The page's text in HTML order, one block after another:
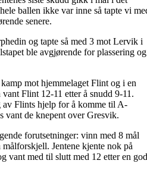
ballen ikke var inne så tapte vi
senere.
og tapte så med 3 mot Lervik i
ble avgjørende for plassering og
mot hjemmelaget Flint og i en
Flint 12-11 etter å snudd 9-11.
av Flints hjelp for å komme til A-
vant de knepent over Gresvik.
forutsetninger: vinn med 8 mål
Jentene kjente nok på
vant med til slutt med 12 etter en god